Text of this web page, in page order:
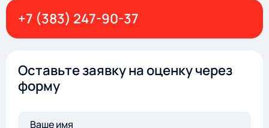
+7 (383) 247-90-37
Оставьте заявку на оценку через
форму